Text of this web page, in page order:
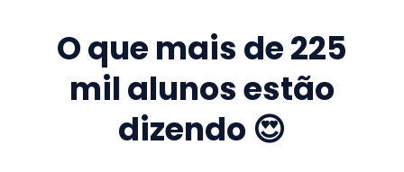
O que mais de225
mil alunos estão
dizendo 😍